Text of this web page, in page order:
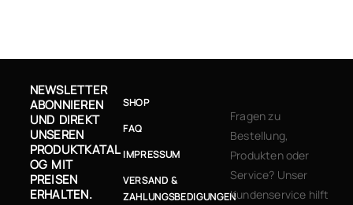
NEWSLETTER
ABONNIEREN
UND DIREKT
UNSEREN
PRODUKTKATAL
OG MIT
PREISEN
ERHALTEN.
SHOP
FAQ
IMPRESSUM
VERSAND &
ZAHLUNGSBEDIGUNGEN
Fragen zu
Bestellung,
Produkten oder
Service? Unser
Kundenservice hilft